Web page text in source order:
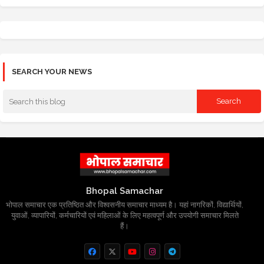
SEARCH YOUR NEWS
Bhopal Samachar
भोपाल समाचार एक प्रतिष्ठित और विश्वसनीय समाचार माध्यम है। यहां नागरिकों, विद्यार्थियों,
युवाओं, व्यापारियों, कर्मचारियों एवं महिलाओं के लिए महत्वपूर्ण और उपयोगी समाचार मिलते
हैं।